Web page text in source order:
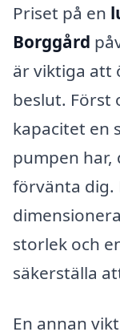
Priset på en
Borggård
är viktiga att
beslut. Först
kapacitet en
pumpen har,
förvänta dig.
storlek och
säkerställa
En annan